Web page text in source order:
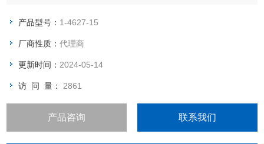
耐酸碱，能高温消毒
结构坚固，具有玻璃一样的透明度，可以观察液面，
产品型号： 1-4627-15
厂商性质：代理商
更新时间： 2024-05-14
访 问 量： 2861
产品咨询 联系我们